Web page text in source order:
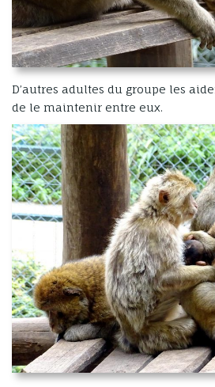
D’autres adultes du groupe les
de le maintenir entre eux.